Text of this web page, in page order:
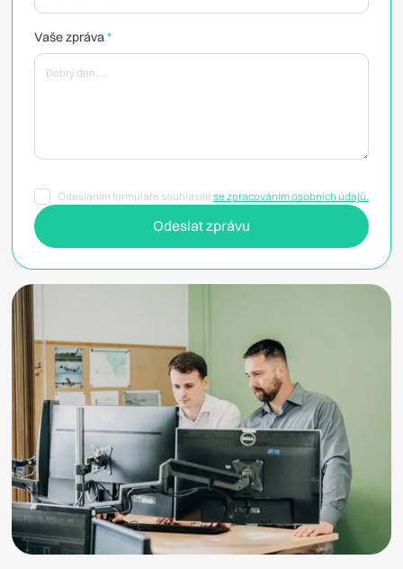
Vaše zpráva*
Odesláním formuláře souhlasíte se zpracováním osobních údajů.